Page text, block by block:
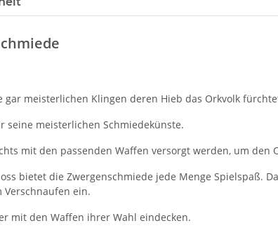
gar meisterlichen Klingen deren Hieb das Orkvolk
seine meisterlichen Schmiedekünste.
mit den passenden Waffen versorgt werden, um den
bietet die Zwergenschmiede jede Menge
ein.
mit den Waffen ihrer Wahl eindecken.